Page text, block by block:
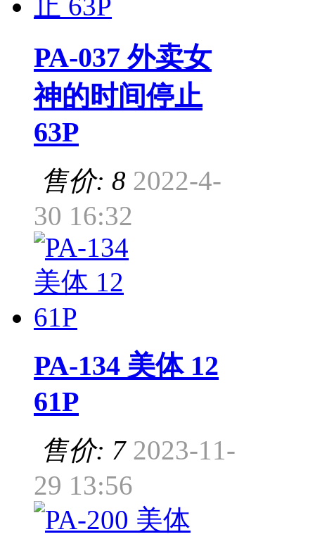
PA-037 外卖女
神的时间停止
63P
售价: 8 2022-4-
30 16:32
PA-134 美体 12
61P
售价: 7 2023-11-
29 13:56